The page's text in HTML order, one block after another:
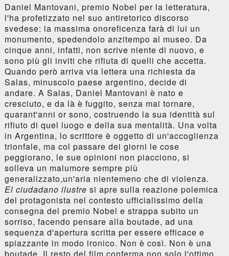
Daniel Mantovani, premio Nobel per la letteratura,
l'ha profetizzato nel suo antiretorico discorso
svedese: la massima onoreficenza farà di lui un
monumento, spedendolo anzitempo al museo. Da
cinque anni, infatti, non scrive niente di nuovo, e
sono più gli inviti che rifiuta di quelli che accetta.
Quando però arriva via lettera una richiesta da
Salas, minuscolo paese argentino, decide di
andare. A Salas, Daniel Mantovani è nato e
cresciuto, e da là è fuggito, senza mai tornare,
quarant'anni or sono, costruendo la sua identità sul
rifiuto di quel luogo e della sua mentalità. Una volta
in Argentina, lo scrittore è oggetto di un'accoglienza
trionfale, ma col passare dei giorni le cose
peggiorano, le sue opinioni non piacciono, si
solleva un malumore sempre più
generalizzato,un'aria nientemeno che di violenza.
El ciudadano ilustre si apre sulla reazione polemica
del protagonista nel contesto ufficialissimo della
consegna del premio Nobel e strappa subito un
sorriso, facendo pensare alla boutade, ad una
sequenza d'apertura scritta per essere efficace e
spiazzante in modo ironico. Non è così. Non è una